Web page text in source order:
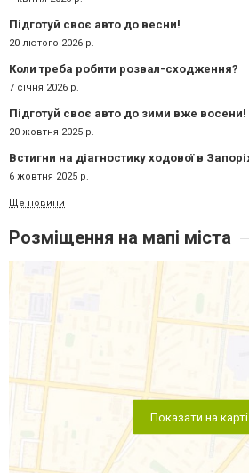
Підготуй своє авто до весни!
20 лютого 2026 р.
Коли треба робити розвал-сходження?
7 січня 2026 р.
Підготуй своє авто до зими вже восени!
20 жовтня 2025 р.
6 жовтня 2025 р.
Ще новини
Розміщення на мапі міста
Показати на карті